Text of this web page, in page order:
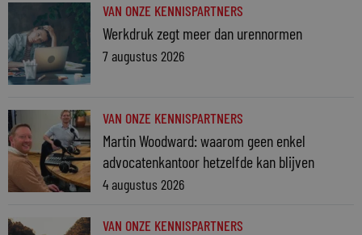
VAN ONZE KENNISPARTNERS
Werkdruk zegt meer dan urennormen
7 augustus 2026
VAN ONZE KENNISPARTNERS
Martin Woodward: waarom geen enkel
advocatenkantoor hetzelfde kan blijven
4 augustus 2026
VAN ONZE KENNISPARTNERS